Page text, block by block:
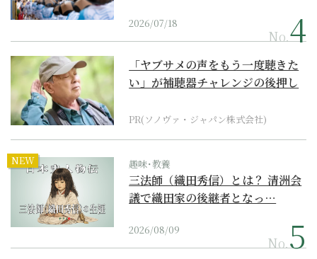
2026/07/18
No.
「ヤブサメの声をもう一度聴きた
い」が補聴器チャレンジの後押し
PR(ソノヴァ・ジャパン株式会社)
NEW 趣味･教養
三法師（織田秀信）とは？ 清洲会
議で織田家の後継者となっ…
2026/08/09
No.